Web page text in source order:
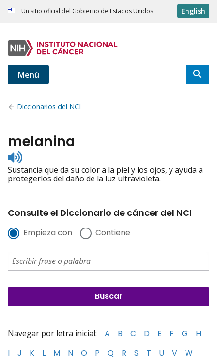
Un sitio oficial del Gobierno de Estados Unidos English
Menú
Diccionarios del NCI
melanina
Listen
to
pronunciation
Sustancia que da su color a la piel y los ojos, y ayuda a
protegerlos del daño de la luz ultravioleta.
Consulte el Diccionario de cáncer del NCI
Empieza con Contiene
Navegar por letra inicial: A B C D E F G
H
I
J K L M N O P Q R S T U V
W